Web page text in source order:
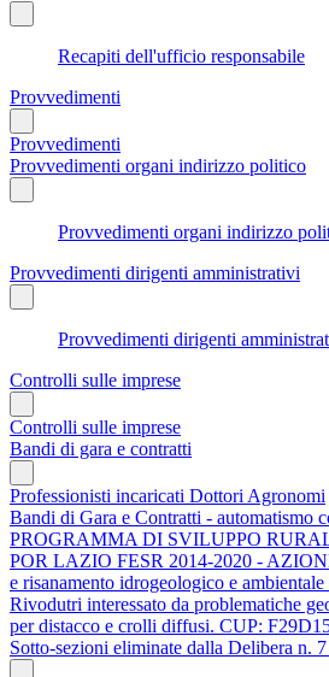
Recapiti dell'ufficio responsabile
Provvedimenti
Provvedimenti
Provvedimenti organi indirizzo politico
Provvedimenti organi indirizzo
Provvedimenti dirigenti amministrativi
Provvedimenti dirigenti
Controlli sulle imprese
Controlli sulle imprese
Bandi di gara e contratti
Professionisti incaricati Dottori Agronomi
Bandi di Gara e Contratti - automatismo
PROGRAMMA DI SVILUPPO
POR LAZIO FESR 2014-2020 -
e risanamento idrogeologico e
Rivodutri interessato da problematiche
per distacco e crolli diffusi. CUP:
Sotto-sezioni eliminate dalla Delibera n.